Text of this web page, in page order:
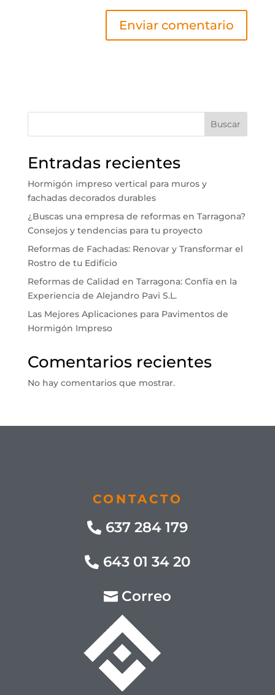
Buscar
Entradas recientes
Hormigón impreso vertical para muros y
fachadas decorados durables
¿Buscas una empresa de reformas en Tarragona?
Consejos y tendencias para tu proyecto
Reformas de Fachadas: Renovar y Transformar el
Rostro de tu Edificio
Reformas de Calidad en Tarragona: Confía en la
Experiencia de Alejandro Pavi S.L.
Las Mejores Aplicaciones para Pavimentos de
Hormigón Impreso
Comentarios recientes
No hay comentarios que mostrar.
CONTACTO
637 284 179
643 01 34 20
Correo